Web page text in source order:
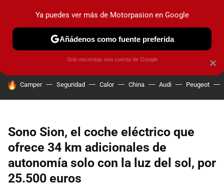
PRUEBAS COCHES ELÉCTRICOS OBSERVATORIO
HOY SE HABLA DE
Camper Seguridad Calor China Audi Peugeot
Sono Sion, el coche eléctrico que
ofrece 34 km adicionales de
autonomía solo con la luz del sol, por
25.500 euros
×
Ya puedes ver más de Motorpasion en Google
Añádenos como fuente preferida
Solo necesitas una cuenta de Google